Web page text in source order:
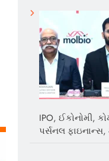
IPO, ઈકોનોમી,
પર્સનલ